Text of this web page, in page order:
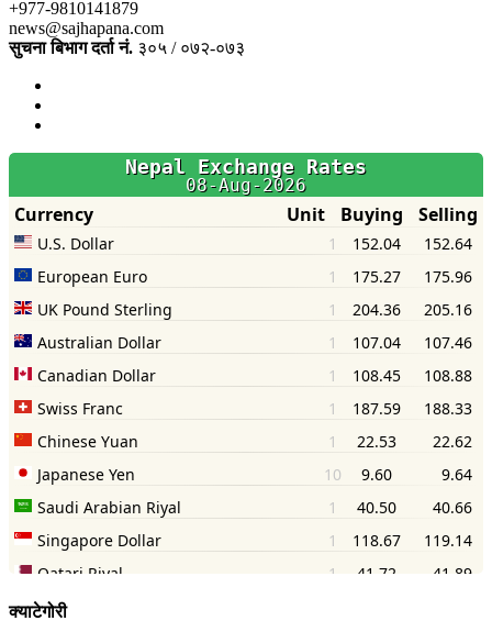
+977-9810141879
news@sajhapana.com
सुचना बिभाग दर्ता नं. ३०५ / ०७२-०७३
क्याटेगोरी